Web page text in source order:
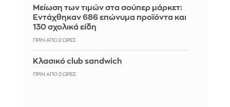
Μείωση των τιμών στα σούπερ μάρκετ:
Εντάχθηκαν 686 επώνυμα προϊόντα και
130 σχολικά είδη
ΠΡΙΝ ΑΠΌ 2 ΏΡΕΣ
Κλασικό club sandwich
ΠΡΙΝ ΑΠΌ 2 ΏΡΕΣ